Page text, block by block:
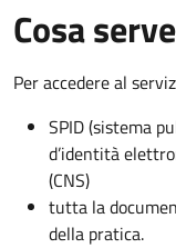
Cosa serve
Per accedere al
SPID (sistema
d’identità
(CNS)
tutta la
della pratica.